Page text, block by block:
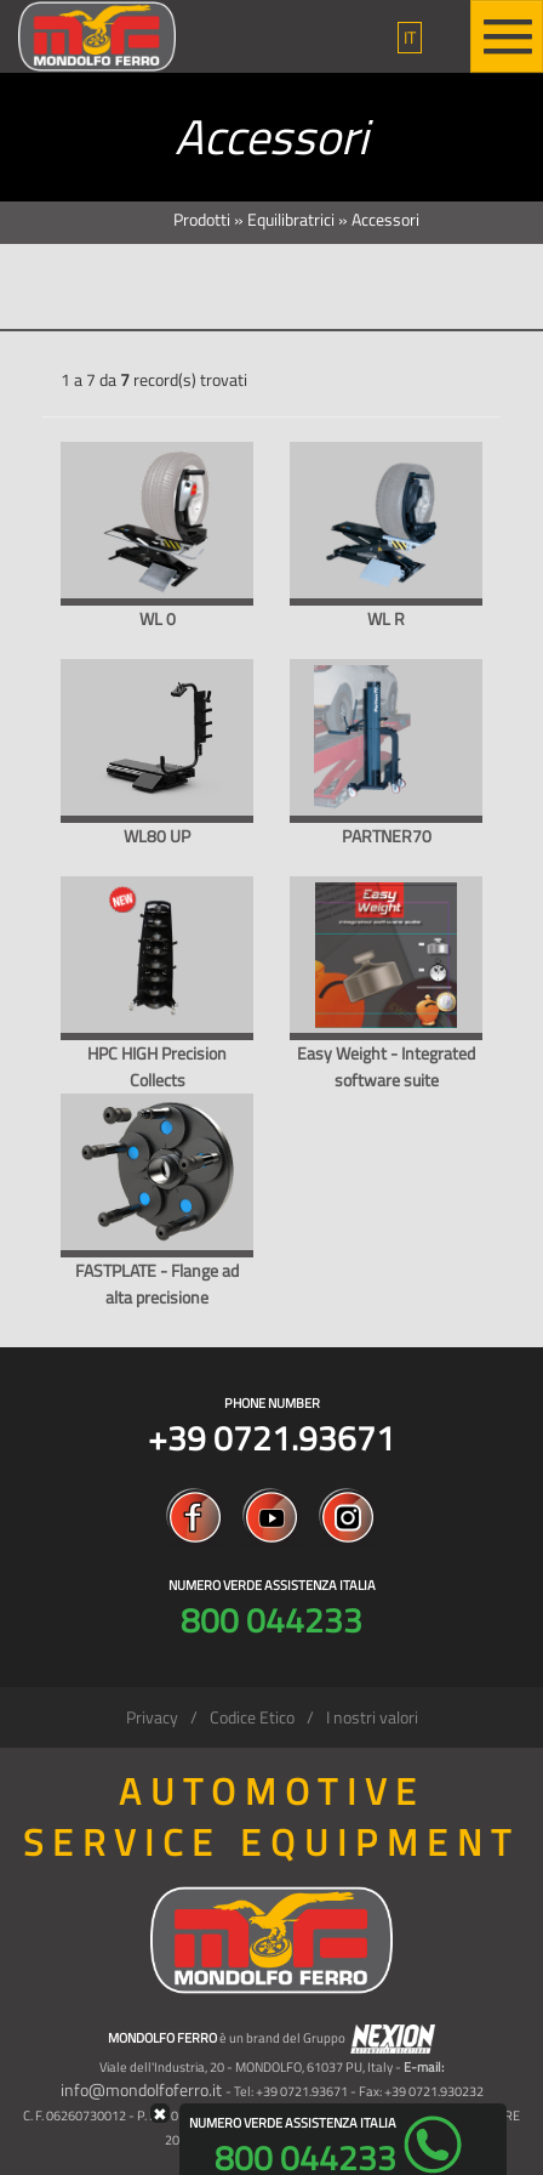
IT
Accessori
Prodotti » Equilibratrici »Accessori
1 a 7 da7record(s) trovati
WL 0 WL R
WL80 UP PARTNER70
HPC HIGH Precision
Collects
Easy Weight - Integrated
software suite
FASTPLATE - Flange ad
alta precisione
PHONE NUMBER
+39 0721.93671
NUMERO VERDE ASSISTENZA ITALIA
800 044233
Privacy Codice Etico I nostri valori
AUTOMOTIVE
SERVICE EQUIPMENT
MONDOLFO FERROè un brand del Gruppo
Viale dell'Industria, 20 - MONDOLFO, 61037 PU, Italy - E-mail:
info@mondolfoferro.it - Tel: +39 0721.93671 - Fax: +39 0721.930232
C. F. 06260730012 - P. IVA 01700320359 - Registro imprese RE 06260730012 - R.E.A. RE
207099 - Cap. Soc. Euro 10.000.000 i.v.
✖ NUMERO VERDE ASSISTENZA ITALIA
800 044233